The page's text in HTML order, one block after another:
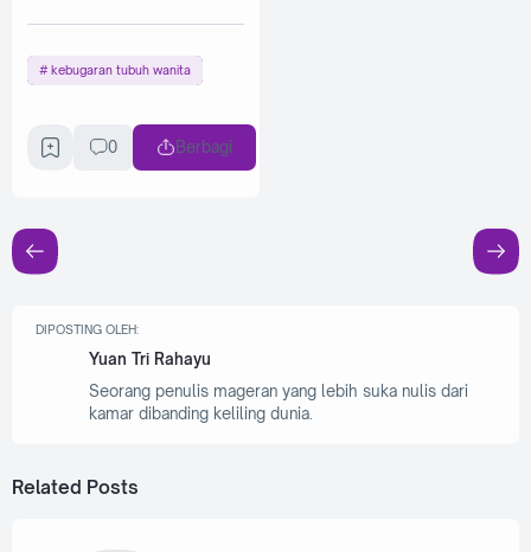
kebugaran tubuh wanita
0 Berbagi
DIPOSTING OLEH:
Yuan Tri Rahayu
Seorang penulis mageran yang lebih suka nulis dari
kamar dibanding keliling dunia.
Related Posts